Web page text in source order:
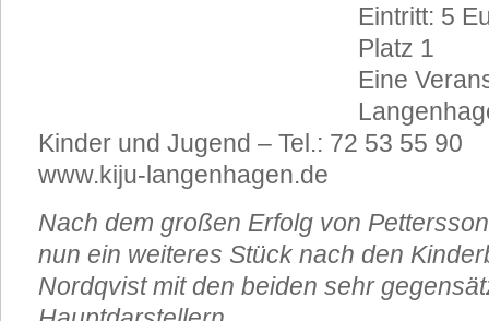
Eintritt: 5
Platz 1
Eine
Kinder und Jugend – Tel.: 72 53 55 90
www.kiju-langenhagen.de
Nach dem großen Erfolg von
nun ein weiteres Stück nach den
Nordqvist mit den beiden sehr